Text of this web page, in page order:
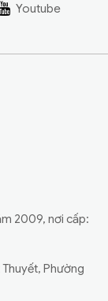
Youtube
2009, nơi cấp:
Phường